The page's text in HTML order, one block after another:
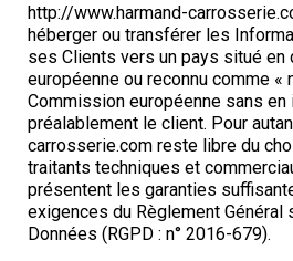
http://www.harmand-
héberger ou transférer les
ses Clients vers un pays situé en
européenne ou reconnu comme «
Commission européenne sans en
préalablement le client. Pour
carrosserie.com reste libre du
traitants techniques et
présentent les garanties
exigences du Règlement Général
Données (RGPD : n° 2016-679).